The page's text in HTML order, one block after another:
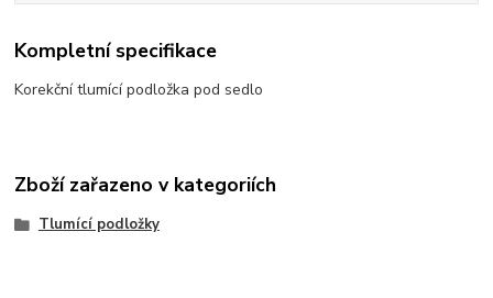
Kompletní specifikace
Korekční tlumící podložka pod sedlo
Zboží zařazeno v kategoriích
Tlumící podložky